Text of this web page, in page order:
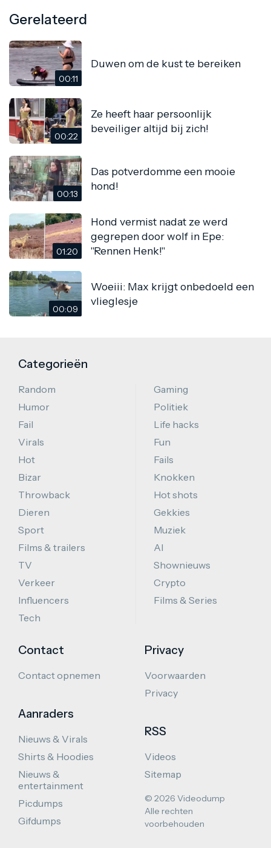
Gerelateerd
00:11
Duwen om de kust te bereiken
00:22
Ze heeft haar persoonlijk
beveiliger altijd bij zich!
00:13
Das potverdomme een mooie
hond!
01:20
Hond vermist nadat ze werd
gegrepen door wolf in Epe:
"Rennen Henk!"
00:09
Woeiii: Max krijgt onbedoeld een
vlieglesje
Categorieën
Random
Humor
Fail
Virals
Hot
Bizar
Throwback
Dieren
Sport
Films & trailers
TV
Verkeer
Influencers
Tech
Gaming
Politiek
Life hacks
Fun
Fails
Knokken
Hot shots
Gekkies
Muziek
AI
Shownieuws
Crypto
Films & Series
Contact
Contact opnemen
Aanraders
Nieuws & Virals
Shirts & Hoodies
Nieuws &
entertainment
Picdumps
Gifdumps
Privacy
Voorwaarden
Privacy
RSS
Videos
Sitemap
© 2026 Videodump
Alle rechten
voorbehouden